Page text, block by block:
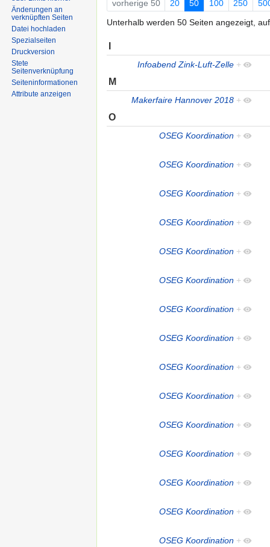
vorherige 50 20 50 100 250
Unterhalb werden 50 Seiten angezeigt,
I
Infoabend Zink-Luft-Zelle +
M
Makerfaire Hannover 2018 +
O
OSEG Koordination +
OSEG Koordination +
OSEG Koordination +
OSEG Koordination +
OSEG Koordination +
OSEG Koordination +
OSEG Koordination +
OSEG Koordination +
OSEG Koordination +
OSEG Koordination +
OSEG Koordination +
OSEG Koordination +
OSEG Koordination +
OSEG Koordination +
OSEG Koordination +
Änderungen an
verknüpften Seiten
Datei hochladen
Spezialseiten
Druckversion
Stete
Seitenverknüpfung
Seiten­informationen
Attribute anzeigen